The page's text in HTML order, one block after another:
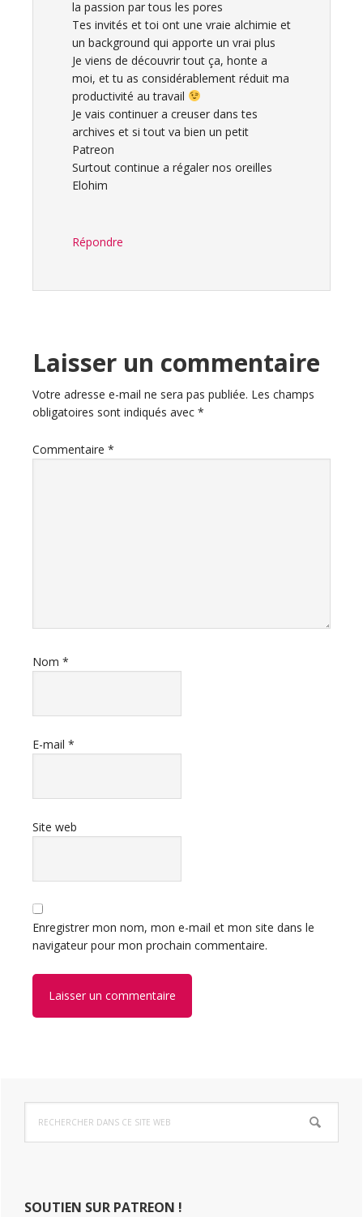
la passion par tous les pores
Tes invités et toi ont une vraie alchimie et
un background qui apporte un vrai plus
Je viens de découvrir tout ça, honte a
moi, et tu as considérablement réduit ma
productivité au travail
Je vais continuer a creuser dans tes
archives et si tout va bien un petit
Patreon
Surtout continue a régaler nos oreilles
Elohim
Répondre
Laisser un commentaire
Votre adresse e-mail ne sera pas publiée. Les champs
obligatoires sont indiqués avec *
Commentaire *
Nom *
E-mail *
Site web
Enregistrer mon nom, mon e-mail et mon site dans le
navigateur pour mon prochain commentaire.
Barre
latérale
dans
ce
SOUTIEN SUR PATREON !